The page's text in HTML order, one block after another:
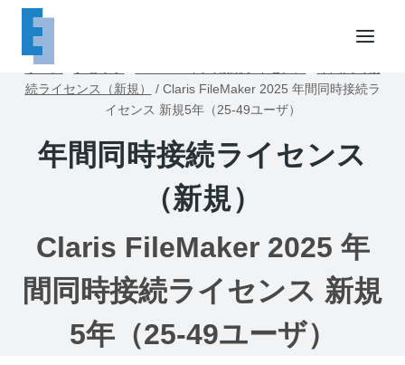
ホーム
続ライセンス（新規）
/ Claris FileMaker 2025 年間同時接続ラ
イセンス 新規5年（25-49ユーザ）
年間同時接続ライセンス
（新規）
Claris FileMaker 2025 年
間同時接続ライセンス 新規
5年（25-49ユーザ）